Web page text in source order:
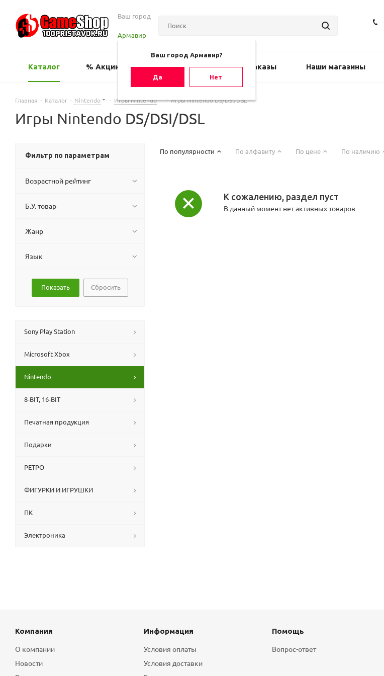
Ваш город
Армавир
Ваш город Армавир?
Да Нет
Каталог % Акции Оценить игру Предзаказы Наши магазины
Главная - Каталог - Nintendo - Игры Nintendo - Игры Nintendo DS/DSI/DSL
Игры Nintendo DS/DSI/DSL
По популярности По алфавиту По цене По наличию
К сожалению, раздел пуст
В данный момент нет активных товаров
Фильтр по параметрам
Возрастной рейтинг
Б.У. товар
Жанр
Язык
Сбросить
Sony Play Station
Microsoft Xbox
Nintendo
8-BIT, 16-BIT
Печатная продукция
Подарки
РЕТРО
ФИГУРКИ И ИГРУШКИ
ПК
Электроника
Компания
О компании
Новости
Информация
Условия оплаты
Условия доставки
Помощь
Вопрос-ответ